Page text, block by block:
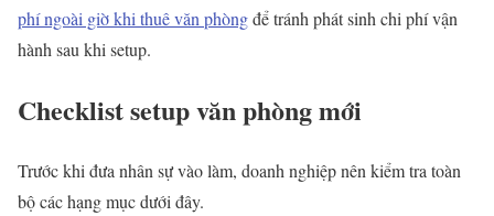
phí ngoài giờ khi thuê văn phòngđể tránh phát sinh chi phí vận
hành sau khi setup.
Checklist setup văn phòng mới
Trước khi đưa nhân sự vào làm, doanh nghiệp nên kiểm tra toàn
bộ các hạng mục dưới đây.